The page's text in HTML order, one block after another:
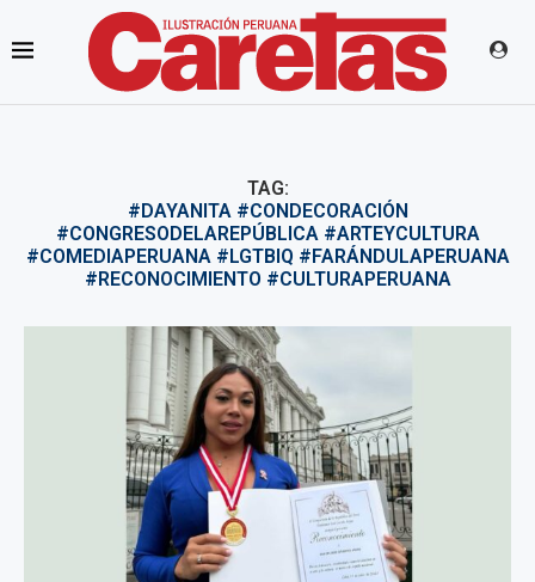
TAG:
#DAYANITA #CONDECORACIÓN
#CONGRESODELAREPÚBLICA #ARTEYCULTURA
#COMEDIAPERUANA #LGTBIQ #FARÁNDULAPERUANA
#RECONOCIMIENTO #CULTURAPERUANA